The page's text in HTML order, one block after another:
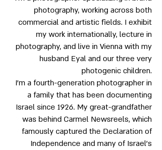
photography, working across both
commercial and artistic fields. I exhibit
my work internationally, lecture in
photography, and live in Vienna with my
husband Eyal and our three very
photogenic children.
I’m a fourth-generation photographer in
a family that has been documenting
Israel since 1926. My great-grandfather
was behind Carmel Newsreels, which
famously captured the Declaration of
Independence and many of Israel’s